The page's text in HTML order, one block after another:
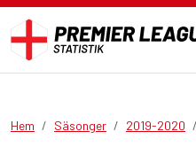
Hem Säsonger 2019-2020